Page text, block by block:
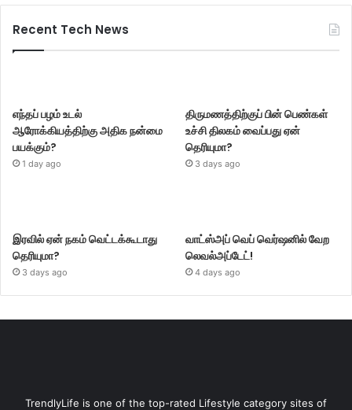
Recent Tech News
எந்தப் பழம் உடல்
ஆரோக்கியத்திற்கு அதிக நன்மை
பயக்கும்?
1 day ago
திருமணத்திற்குப் பின் பெண்கள்
உச்சி திலகம் வைப்பது ஏன்
தெரியுமா?
3 days ago
இரவில் ஏன் நகம் வெட்டக்கூடாது
தெரியுமா?
3 days ago
வாட்ஸ்அப் வெப் வெர்ஷனில் வேற
லெவல்அப்டேட்!
4 days ago
TrendlyLife is one of the top-rated Lifestyle category sites of